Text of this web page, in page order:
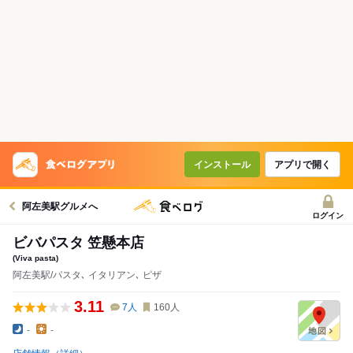
インストール アプリで開く
阿左美駅グルメへ
ログイン
ビバパスタ 笠懸本店
(Viva pasta)
阿左美駅/パスタ､ イタリアン､ ピザ
3.11 7 人 160人
- -